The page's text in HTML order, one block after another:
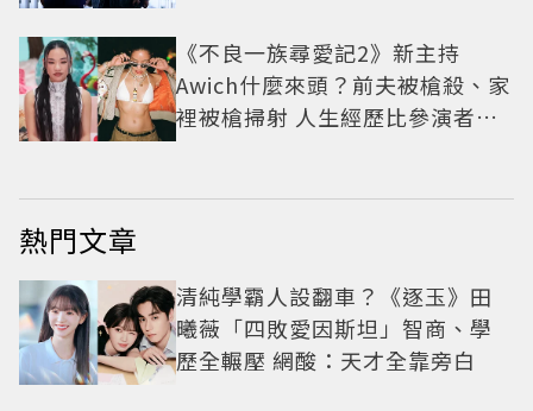
《不良一族尋愛記2》新主持
Awich什麼來頭？前夫被槍殺、家
裡被槍掃射 人生經歷比參演者還
熱門文章
清純學霸人設翻車？《逐玉》田
曦薇「四敗愛因斯坦」智商、學
歷全輾壓 網酸：天才全靠旁白